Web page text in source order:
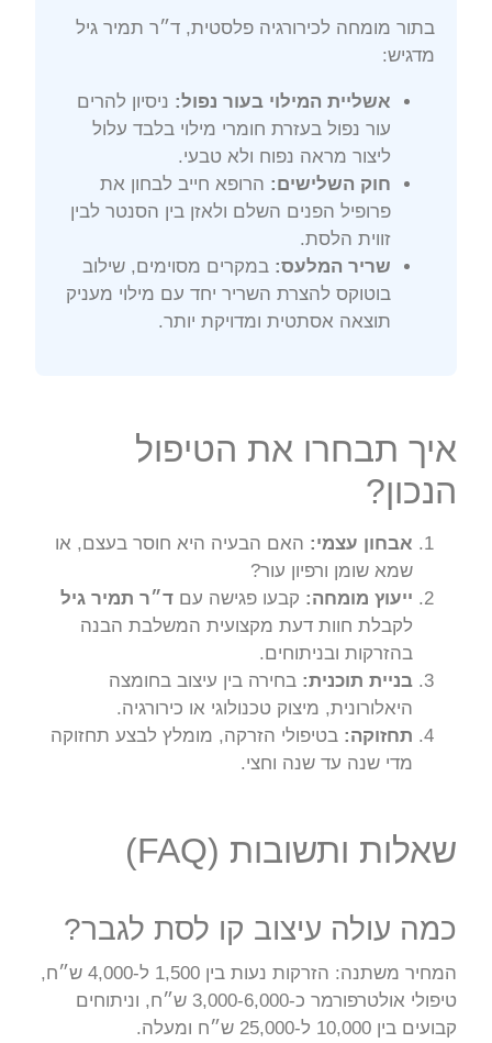
בתור מומחה לכירורגיה פלסטית, ד״ר תמיר גיל
מדגיש:
אשליית המילוי בעור נפול: ניסיון להרים
עור נפול בעזרת חומרי מילוי בלבד עלול
ליצור מראה נפוח ולא טבעי.
חוק השלישים: הרופא חייב לבחון את
פרופיל הפנים השלם ולאזן בין הסנטר לבין
זווית הלסת.
שריר המלעס: במקרים מסוימים, שילוב
בוטוקס להצרת השריר יחד עם מילוי מעניק
תוצאה אסתטית ומדויקת יותר.
איך תבחרו את הטיפול
הנכון?
אבחון עצמי: האם הבעיה היא חוסר בעצם, או
שמא שומן ורפיון עור?
ייעוץ מומחה: קבעו פגישה עםד״ר תמיר גיל
לקבלת חוות דעת מקצועית המשלבת הבנה
בהזרקות ובניתוחים.
בניית תוכנית: בחירה בין עיצוב בחומצה
היאלורונית, מיצוק טכנולוגי או כירורגיה.
תחזוקה: בטיפולי הזרקה, מומלץ לבצע תחזוקה
מדי שנה עד שנה וחצי.
שאלות ותשובות (FAQ)
כמה עולה עיצוב קו לסת לגבר?
המחיר משתנה: הזרקות נעות בין 1,500 ל-4,000 ש״ח,
טיפולי אולטרפורמר כ-3,000-6,000 ש״ח, וניתוחים
קבועים בין 10,000 ל-25,000 ש״ח ומעלה.